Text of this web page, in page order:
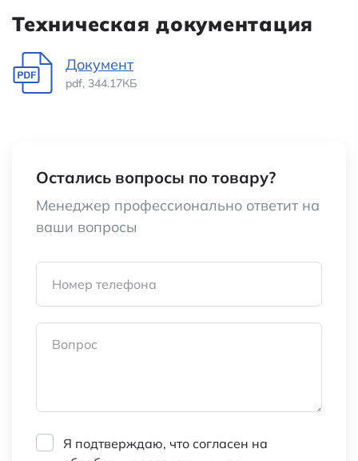
Техническая документация
Документ
pdf, 344.17КБ
Остались вопросы по товару?
Менеджер профессионально ответит на
ваши вопросы
Номер телефона
Вопрос
Я подтверждаю, что согласен на